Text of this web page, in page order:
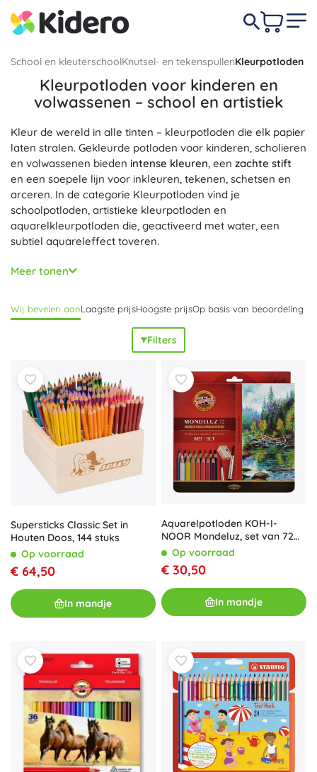
School en kleuterschoolKnutsel- en tekenspullenKleurpotloden
Kleurpotloden voor kinderen en
volwassenen – school en artistiek
Kleur de wereld in alle tinten – kleurpotloden die elk papier
laten stralen. Gekleurde potloden voor kinderen, scholieren
en volwassenen bieden intense kleuren, een zachte stift
en een soepele lijn voor inkleuren, tekenen, schetsen en
arceren. In de categorie Kleurpotloden vind je
schoolpotloden, artistieke kleurpotloden en
aquarelkleurpotloden die, geactiveerd met water, een
subtiel aquareleffect toveren.
Driekantige potloden met een
bij de juiste pengreep, terwijl zeshoekige en ronde
Eenbreukvaste stift, stevig verlijmde kern en hoogwaardig
lange levensduur
. Houten kleurpotloden hebben een glad oppervlak,
veilig voor kinderen
gebruik op school. Kies sets van 12, 24, 36 of 72 kleuren, of
losse tinten – voor hetmakkelijk mengen van kleuren,
zachte overgangen, blenden en lagen opbouwen. Voor
kleuters zijnjumbo kleurpotlodenideaal; voor illustratoren
en hobbytekenaars zijn er
artistieke kleurpotlodenmet
een hoger pigmentgehalte. Aquarelkleurpotloden zijn
perfect voor creatieve technieken met water.
Kleurpotloden voor kinderen, voor scholieren en voor
volwassenen helpen je
te bereiken bij inkleuren,
Meer tonen
Wij bevelen aanLaagste prijsHoogste prijsOp basis van beoordeling
Filters
Supersticks Classic Set in
Houten Doos, 144 stuks
Op voorraad
€ 64,50
In mandje
Aquarelpotloden KOH-I-
NOOR Mondeluz, set van 72
stuksOp voorraad
€ 30,50
In mandje